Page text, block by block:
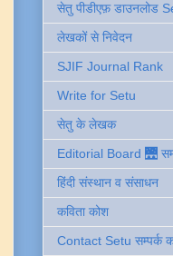
सेतु पीडीएफ़ डाउनलोड
लेखकों से निवेदन
SJIF Journal Rank
Write for Setu
सेतु के लेखक
Editorial Board 🌉
हिंदी संस्थान व संसाधन
कविता कोश
Contact Setu सम्पर्क